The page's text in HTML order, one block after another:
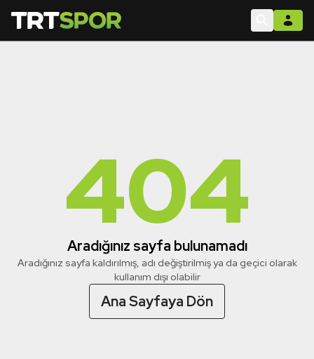
404
Aradığınız sayfa bulunamadı
Aradığınız sayfa kaldırılmış, adı değiştirilmiş ya da geçici olarak
kullanım dışı olabilir
Ana Sayfaya Dön